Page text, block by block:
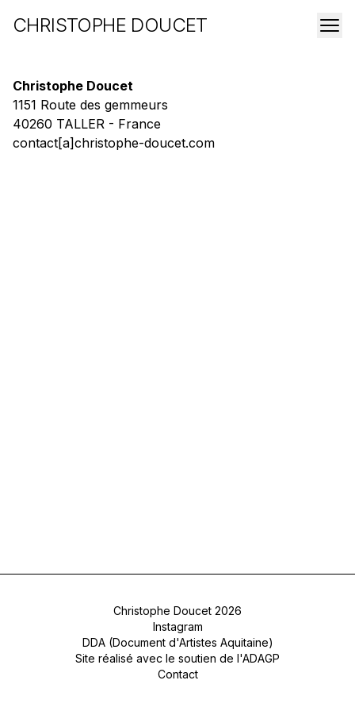
CHRISTOPHE DOUCET
Christophe Doucet
1151 Route des gemmeurs
40260 TALLER - France
contact[a]christophe-doucet.com
Christophe Doucet 2026
Instagram
DDA (Document d'Artistes Aquitaine)
Site réalisé avec le soutien de l'ADAGP
Contact